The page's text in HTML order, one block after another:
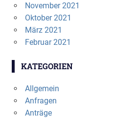
November 2021
Oktober 2021
März 2021
Februar 2021
KATEGORIEN
Allgemein
Anfragen
Anträge